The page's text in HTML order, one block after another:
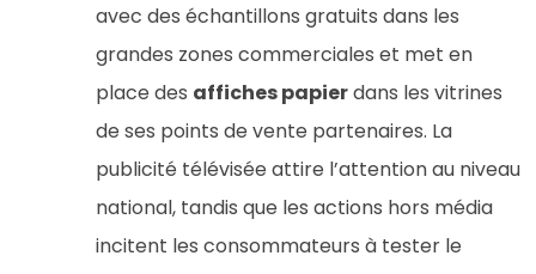
avec des échantillons gratuits dans les
grandes zones commerciales et met en
place des affiches papierdans les vitrines
de ses points de vente partenaires. La
publicité télévisée attire l’attention au niveau
national, tandis que les actions hors média
incitent les consommateurs à tester le